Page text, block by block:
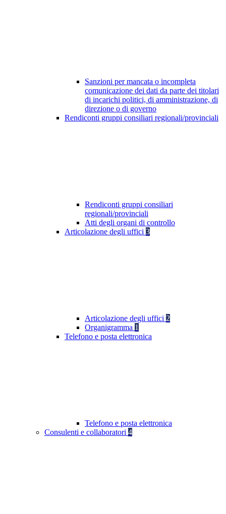
Sanzioni per mancata o incompleta
comunicazione dei dati da parte dei titolari
di incarichi politici, di amministrazione, di
direzione o di governo
Rendiconti gruppi consiliari regionali/provinciali
Rendiconti gruppi consiliari
regionali/provinciali
Atti degli organi di controllo
Articolazione degli uffici 3
Articolazione degli uffici 2
Organigramma 1
Telefono e posta elettronica
Telefono e posta elettronica
Consulenti e collaboratori 4